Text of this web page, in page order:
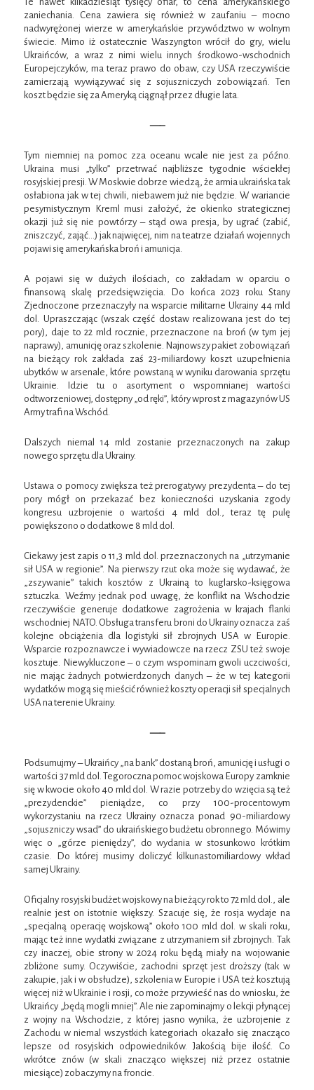
zaniechania. Cena zawiera się również w zaufaniu – mocno
nadwyrężonej wierze w amerykańskie przywództwo w wolnym
świecie. Mimo iż ostatecznie Waszyngton wrócił do gry, wielu
Ukraińców, a wraz z nimi wielu innych środkowo-wschodnich
Europejczyków, ma teraz prawo do obaw, czy USA rzeczywiście
zamierzają wywiązywać się z sojuszniczych zobowiązań. Ten
koszt będzie się za Ameryką ciągnął przez długie lata.
—–
Tym niemniej na pomoc zza oceanu wcale nie jest za późno.
Ukraina musi „tylko” przetrwać najbliższe tygodnie wściekłej
rosyjskiej presji. W Moskwie dobrze wiedzą, że armia ukraińska tak
osłabiona jak w tej chwili, niebawem już nie będzie. W wariancie
pesymistycznym Kreml musi założyć, że okienko strategicznej
okazji już się nie powtórzy – stąd owa presja, by ugrać (zabić,
zniszczyć, zająć…) jak najwięcej, nim na teatrze działań wojennych
pojawi się amerykańska broń i amunicja.
A pojawi się w dużych ilościach, co zakładam w oparciu o
finansową skalę przedsięwzięcia. Do końca 2023 roku Stany
Zjednoczone przeznaczyły na wsparcie militarne Ukrainy 44 mld
dol. Upraszczając (wszak część dostaw realizowana jest do tej
pory), daje to 22 mld rocznie, przeznaczone na broń (w tym jej
naprawy), amunicję oraz szkolenie. Najnowszy pakiet zobowiązań
na bieżący rok zakłada zaś 23-miliardowy koszt uzupełnienia
ubytków w arsenale, które powstaną w wyniku darowania sprzętu
Ukrainie. Idzie tu o asortyment o wspomnianej wartości
odtworzeniowej, dostępny „od ręki”, który wprost z magazynów US
Army trafi na Wschód.
Dalszych niemal 14 mld zostanie przeznaczonych na zakup
nowego sprzętu dla Ukrainy.
Ustawa o pomocy zwiększa też prerogatywy prezydenta – do tej
pory mógł on przekazać bez konieczności uzyskania zgody
kongresu uzbrojenie o wartości 4 mld dol., teraz tę pulę
powiększono o dodatkowe 8 mld dol.
Ciekawy jest zapis o 11,3 mld dol. przeznaczonych na „utrzymanie
sił USA w regionie”. Na pierwszy rzut oka może się wydawać, że
„zszywanie” takich kosztów z Ukrainą to kuglarsko-księgowa
sztuczka. Weźmy jednak pod uwagę, że konflikt na Wschodzie
rzeczywiście generuje dodatkowe zagrożenia w krajach flanki
wschodniej NATO. Obsługa transferu broni do Ukrainy oznacza zaś
kolejne obciążenia dla logistyki sił zbrojnych USA w Europie.
Wsparcie rozpoznawcze i wywiadowcze na rzecz ZSU też swoje
kosztuje. Niewykluczone – o czym wspominam gwoli uczciwości,
nie mając żadnych potwierdzonych danych – że w tej kategorii
wydatków mogą się mieścić również koszty operacji sił specjalnych
USA na terenie Ukrainy.
—–
Podsumujmy – Ukraińcy „na bank” dostaną broń, amunicję i usługi o
wartości 37 mld dol. Tegoroczna pomoc wojskowa Europy zamknie
się w kwocie około 40 mld dol. W razie potrzeby do wzięcia są też
„prezydenckie” pieniądze, co przy 100-procentowym
wykorzystaniu na rzecz Ukrainy oznacza ponad 90-miliardowy
„sojuszniczy wsad” do ukraińskiego budżetu obronnego. Mówimy
więc o „górze pieniędzy”, do wydania w stosunkowo krótkim
czasie. Do której musimy doliczyć kilkunastomiliardowy wkład
samej Ukrainy.
Oficjalny rosyjski budżet wojskowy na bieżący rok to 72 mld dol., ale
realnie jest on istotnie większy. Szacuje się, że rosja wydaje na
„specjalną operację wojskową” około 100 mld dol. w skali roku,
mając też inne wydatki związane z utrzymaniem sił zbrojnych. Tak
czy inaczej, obie strony w 2024 roku będą miały na wojowanie
zbliżone sumy. Oczywiście, zachodni sprzęt jest droższy (tak w
zakupie, jak i w obsłudze), szkolenia w Europie i USA też kosztują
więcej niż w Ukrainie i rosji, co może przywieść nas do wniosku, że
Ukraińcy „będą mogli mniej”. Ale nie zapominajmy o lekcji płynącej
z wojny na Wschodzie, z której jasno wynika, że uzbrojenie z
Zachodu w niemal wszystkich kategoriach okazało się znacząco
lepsze od rosyjskich odpowiedników. Jakością bije ilość. Co
wkrótce znów (w skali znacząco większej niż przez ostatnie
miesiące) zobaczymy na froncie.